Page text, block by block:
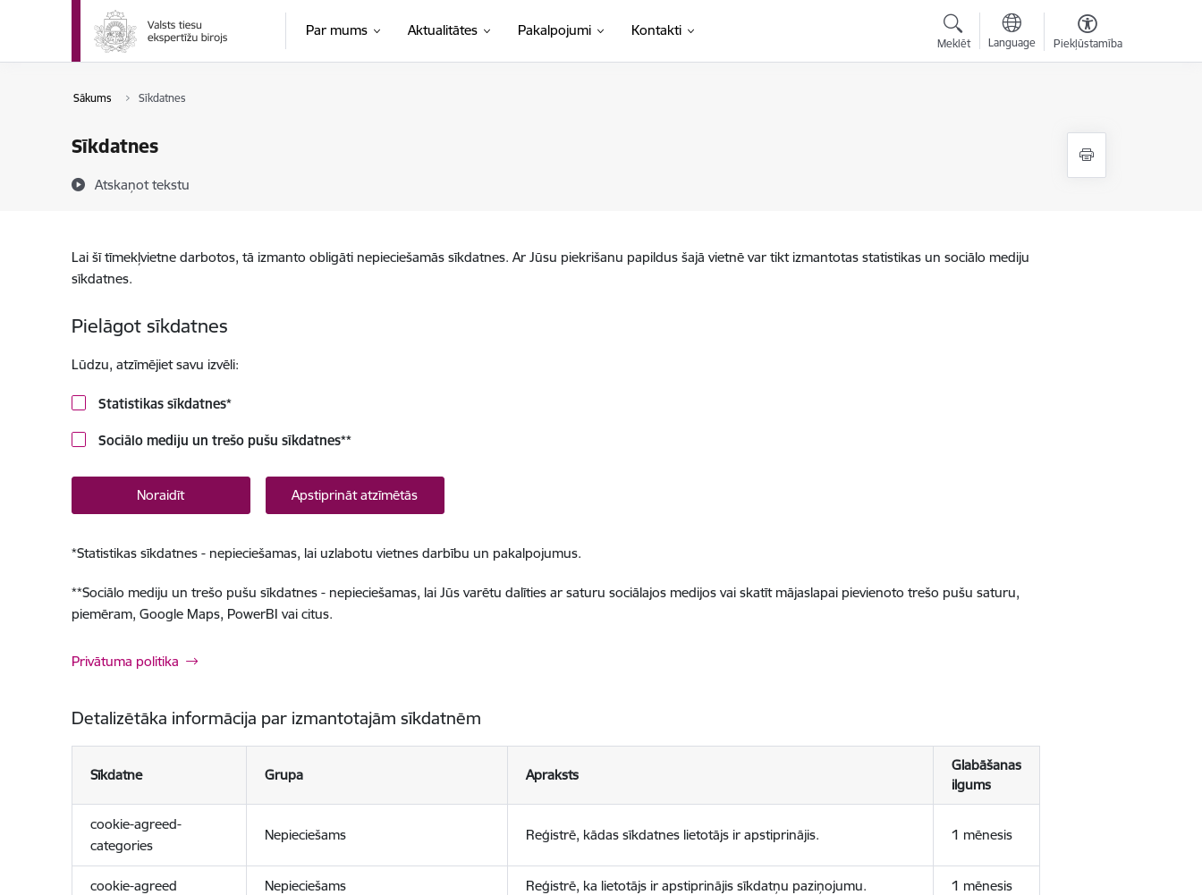
Pāriet uz lapas saturu
Par mums Aktualitātes Pakalpojumi Kontakti
Meklēt Language Piekļūstamība
Sākums Sīkdatnes
Sīkdatnes
Atskaņot tekstu
Lai šī tīmekļvietne darbotos, tā izmanto obligāti nepieciešamās sīkdatnes. Ar Jūsu piekrišanu papildus šajā vietnē var tikt izmantotas statistikas un sociālo mediju
sīkdatnes.
Pielāgot sīkdatnes
Lūdzu, atzīmējiet savu izvēli:
Statistikas sīkdatnes*
Sociālo mediju un trešo pušu sīkdatnes**
Noraidīt Apstiprināt atzīmētās
*Statistikas sīkdatnes - nepieciešamas, lai uzlabotu vietnes darbību un pakalpojumus.
**Sociālo mediju un trešo pušu sīkdatnes - nepieciešamas, lai Jūs varētu dalīties ar saturu sociālajos medijos vai skatīt mājaslapai pievienoto trešo pušu saturu,
piemēram, Google Maps, PowerBI vai citus.
Privātuma politika
Detalizētāka informācija par izmantotajām sīkdatnēm
Sīkdatne Grupa Apraksts
Glabāšanas
ilgums
cookie-agreed-
categories
Nepieciešams Reģistrē, kādas sīkdatnes lietotājs ir apstiprinājis. 1 mēnesis
cookie-agreed Nepieciešams Reģistrē, ka lietotājs ir apstiprinājis sīkdatņu paziņojumu. 1 mēnesis